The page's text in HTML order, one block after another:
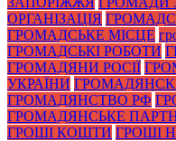
ОРГАНІЗАЦІЯ
ГРОМАДСЬКЕ МІСЦЕ
ГРОМАДСЬКІ РОБОТИ
ГРОМАДЯНИ РОСІЇ
УКРАЇНИ
ГРОМАДЯНСТВО РФ
ГРОМАДЯНСЬКЕ
ГРОШІ КОШТИ ГРОШІ